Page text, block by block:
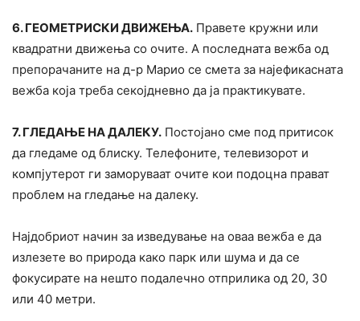
6. ГЕОМЕТРИСКИ ДВИЖЕЊА. Правете кружни или
квадратни движења со очите. А последната вежба од
препорачаните на д-р Марио се смета за најефикасната
вежба која треба секојдневно да ја практикувате.
7. ГЛЕДАЊЕ НА ДАЛЕКУ. Постојано сме под притисок
да гледаме од блиску. Телефоните, телевизорот и
компјутерот ги заморуваат очите кои подоцна прават
проблем на гледање на далеку.
Најдобриот начин за изведување на оваа вежба е да
излезете во природа како парк или шума и да се
фокусирате на нешто подалечно отприлика од 20, 30
или 40 метри.